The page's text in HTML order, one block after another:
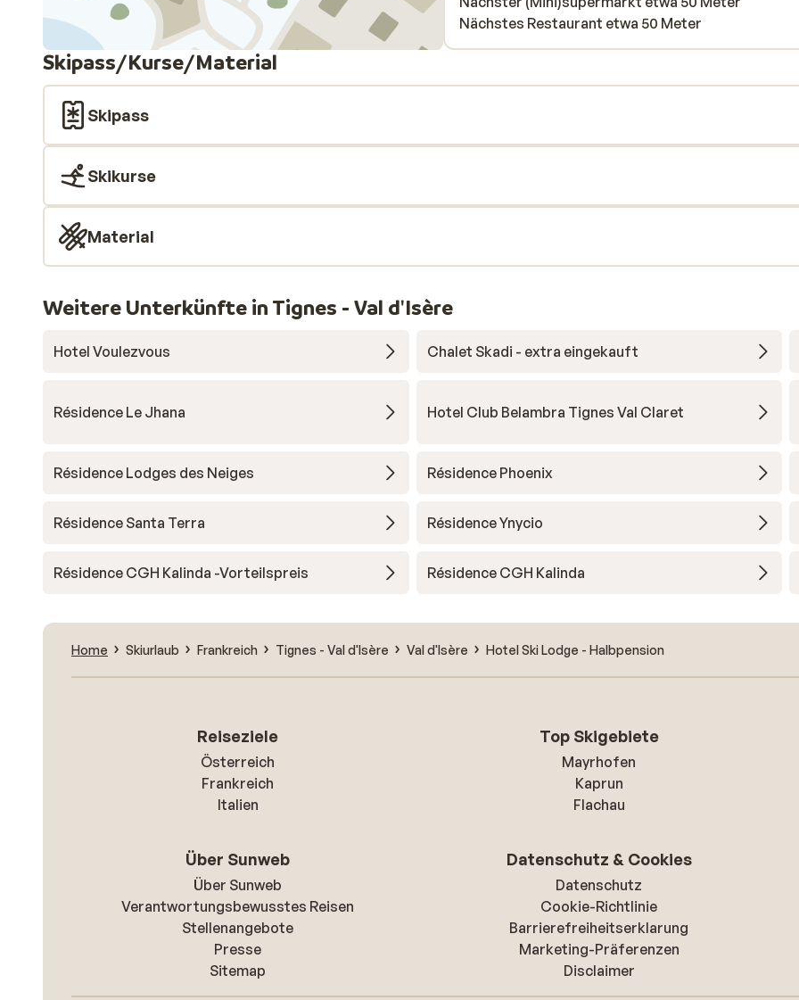
Nächstes Restaurant etwa 50 Meter
Skipass/Kurse/Material
Skipass
Skikurse
Material
Weitere Unterkünfte in Tignes - Val d'Isère
Hotel Voulezvous Chalet Skadi - extra eingekauft
Résidence Le Jhana Hotel Club Belambra Tignes Val Claret
Résidence Lodges des Neiges Résidence Phoenix
Résidence Santa Terra Résidence Ynycio
Résidence CGH Kalinda -Vorteilspreis Résidence CGH Kalinda
Home Skiurlaub Frankreich Tignes - Val d'Isère Val d'Isère Hotel Ski Lodge - Halbpension
Reiseziele
Österreich
Frankreich
Italien
Top Skigebiete
Mayrhofen
Kaprun
Flachau
Über Sunweb
Über Sunweb
Verantwortungsbewusstes Reisen
Stellenangebote
Presse
Sitemap
Datenschutz & Cookies
Datenschutz
Cookie-Richtlinie
Barrierefreiheitserklarung
Marketing-Präferenzen
Disclaimer